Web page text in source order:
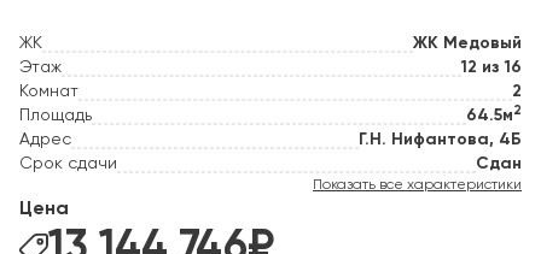
ЖК
ЖК Медовый
Этаж
12 из 16
Комнат
2
Площадь
64.5м 2
Адрес
Г.Н. Нифантова, 4Б
Срок сдачи
Сдан
Показать все характеристики
Цена